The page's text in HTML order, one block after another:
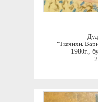
"Ткачихи.
1980г.,